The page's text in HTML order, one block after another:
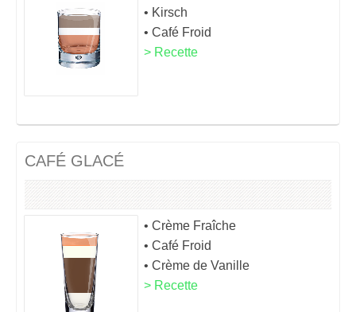
• Kirsch
• Café Froid
> Recette
CAFÉ GLACÉ
• Crème Fraîche
• Café Froid
• Crème de Vanille
> Recette